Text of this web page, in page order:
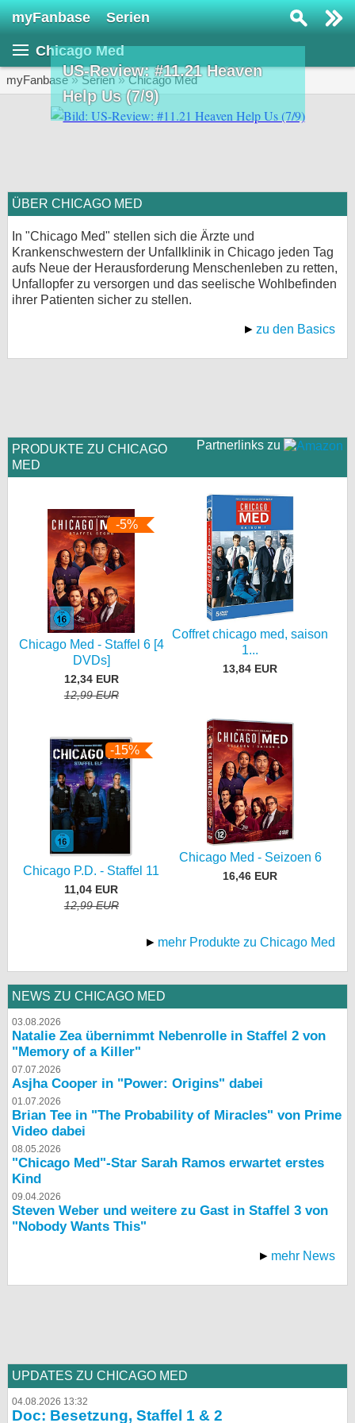
myFanbase Serien
Chicago Med
myFanbase»Serien»Chicago Med
US-Review: #11.21 Heaven
Help Us (7/9)
ÜBER CHICAGO MED
In "Chicago Med" stellen sich die Ärzte und
Krankenschwestern der Unfallklinik in Chicago jeden Tag
aufs Neue der Herausforderung Menschenleben zu retten,
Unfallopfer zu versorgen und das seelische Wohlbefinden
ihrer Patienten sicher zu stellen.
zu den Basics
Partnerlinks zu
PRODUKTE ZU CHICAGO
MED
-5%
Chicago Med - Staffel 6 [4
DVDs]
12,34 EUR
12,99 EUR
Coffret chicago med, saison
1...
13,84 EUR
-15%
Chicago P.D. - Staffel 11
11,04 EUR
12,99 EUR
Chicago Med - Seizoen 6
16,46 EUR
mehr Produkte zu Chicago Med
NEWS ZU CHICAGO MED
03.08.2026
Natalie Zea übernimmt Nebenrolle in Staffel 2 von
"Memory of a Killer"
07.07.2026
Asjha Cooper in "Power: Origins" dabei
01.07.2026
Brian Tee in "The Probability of Miracles" von Prime
Video dabei
08.05.2026
"Chicago Med"-Star Sarah Ramos erwartet erstes
Kind
09.04.2026
Steven Weber und weitere zu Gast in Staffel 3 von
"Nobody Wants This"
mehr News
UPDATES ZU CHICAGO MED
04.08.2026 13:32
Doc: Besetzung, Staffel 1 & 2
SERIEN
KULTUR
Specials
SERVICE
Nutzungsbedingungen
Datenschutz
Cookie-Einstellungen
Impressum
Desktop-Ansicht
myFanbase